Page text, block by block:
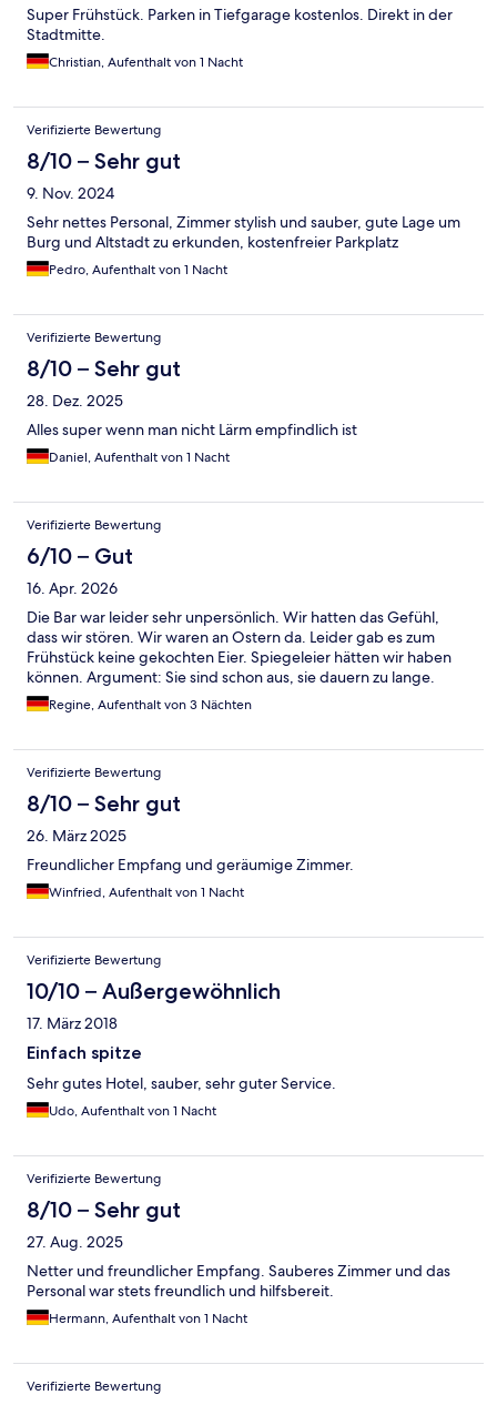
Super Frühstück. Parken in Tiefgarage kostenlos. Direkt in der
Stadtmitte.
Christian, Aufenthalt von 1 Nacht
Verifizierte Bewertung
8/10 – Sehr gut
9. Nov. 2024
Sehr nettes Personal, Zimmer stylish und sauber, gute Lage um
Burg und Altstadt zu erkunden, kostenfreier Parkplatz
Pedro, Aufenthalt von 1 Nacht
Verifizierte Bewertung
8/10 – Sehr gut
28. Dez. 2025
Alles super wenn man nicht Lärm empfindlich ist
Daniel, Aufenthalt von 1 Nacht
Verifizierte Bewertung
6/10 – Gut
16. Apr. 2026
Die Bar war leider sehr unpersönlich. Wir hatten das Gefühl,
dass wir stören. Wir waren an Ostern da. Leider gab es zum
Frühstück keine gekochten Eier. Spiegeleier hätten wir haben
können. Argument: Sie sind schon aus, sie dauern zu lange.
Regine, Aufenthalt von 3 Nächten
Verifizierte Bewertung
8/10 – Sehr gut
26. März 2025
Freundlicher Empfang und geräumige Zimmer.
Winfried, Aufenthalt von 1 Nacht
Verifizierte Bewertung
10/10 – Außergewöhnlich
17. März 2018
Einfach spitze
Sehr gutes Hotel, sauber, sehr guter Service.
Udo, Aufenthalt von 1 Nacht
Verifizierte Bewertung
8/10 – Sehr gut
27. Aug. 2025
Netter und freundlicher Empfang. Sauberes Zimmer und das
Personal war stets freundlich und hilfsbereit.
Hermann, Aufenthalt von 1 Nacht
Verifizierte Bewertung